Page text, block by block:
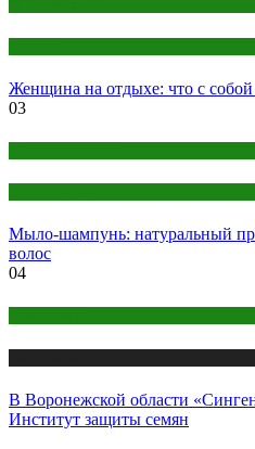
Женщина на отдыхе: что с собой
03
Мыло-шампунь: натуральный
волос
04
В Воронежской области
Институт защиты семян